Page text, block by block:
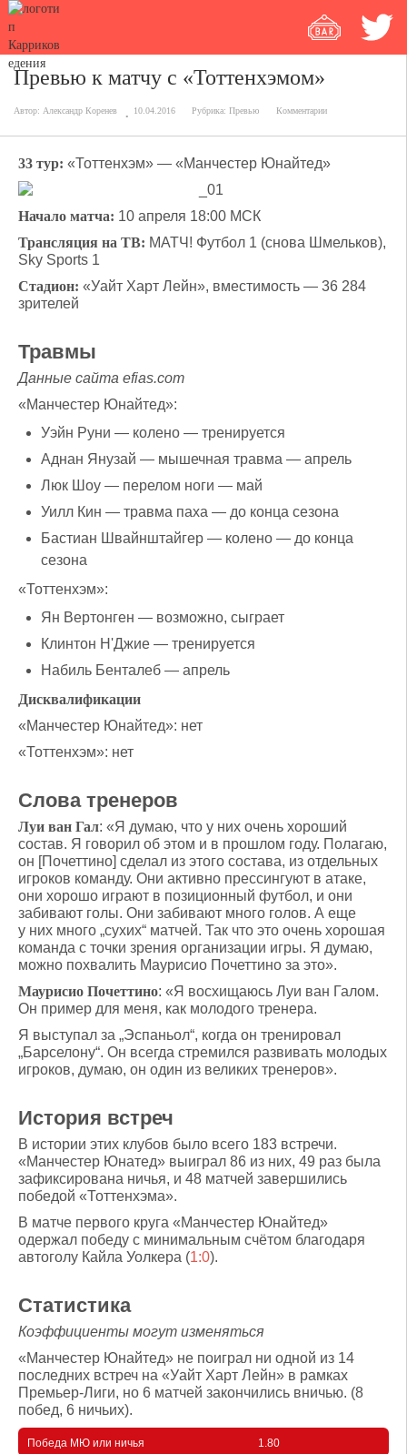
Превью к матчу с «Тоттенхэмом»
Автор: Александр Коренев 10.04.2016 Рубрика: Превью Комментарии
33 тур: «Тоттенхэм» — «Манчестер Юнайтед»
Начало матча: 10 апреля 18:00 МСК
Трансляция на ТВ: МАТЧ! Футбол 1 (снова Шмельков),
Sky Sports 1
Стадион: «Уайт Харт Лейн», вместимость — 36 284
зрителей
Травмы
Данные сайта efias.com
«Манчестер Юнайтед»:
Уэйн Руни — колено — тренируется
Аднан Янузай — мышечная травма — апрель
Люк Шоу — перелом ноги — май
Уилл Кин — травма паха — до конца сезона
Бастиан Швайнштайгер — колено — до конца
сезона
«Тоттенхэм»:
Ян Вертонген — возможно, сыграет
Клинтон Н'Джие — тренируется
Набиль Бенталеб — апрель
Дисквалификации
«Манчестер Юнайтед»: нет
«Тоттенхэм»: нет
Слова тренеров
Луи ван Гал: «Я думаю, что у них очень хороший
состав. Я говорил об этом и в прошлом году. Полагаю,
он [Почеттино] сделал из этого состава, из отдельных
игроков команду. Они активно прессингуют в атаке,
они хорошо играют в позиционный футбол, и они
забивают голы. Они забивают много голов. А еще
у них много „сухих“ матчей. Так что это очень хорошая
команда с точки зрения организации игры. Я думаю,
можно похвалить Маурисио Почеттино за это».
Маурисио Почеттино: «Я восхищаюсь Луи ван Галом.
Он пример для меня, как молодого тренера.
Я выступал за „Эспаньол“, когда он тренировал
„Барселону“. Он всегда стремился развивать молодых
игроков, думаю, он один из великих тренеров».
История встреч
В истории этих клубов было всего 183 встречи.
«Манчестер Юнатед» выиграл 86 из них, 49 раз была
зафиксирована ничья, и 48 матчей завершились
победой «Тоттенхэма».
В матче первого круга «Манчестер Юнайтед»
одержал победу с минимальным счётом благодаря
автоголу Кайла Уолкера (1:0).
Статистика
Коэффициенты могут изменяться
«Манчестер Юнайтед» не поиграл ни одной из 14
последних встреч на «Уайт Харт Лейн» в рамках
Премьер-Лиги, но 6 матчей закончились вничью. (8
побед, 6 ничьих).
Победа МЮ или ничья 1.80